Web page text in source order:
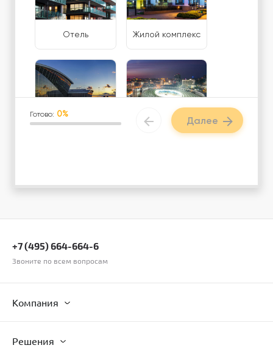
Отель Жилой комплекс
Спорткомплекс /
вэлнес-центр
Готово: 0%
Далее
+7 (495) 664-664-6
Звоните по всем вопросам
Компания
Решения